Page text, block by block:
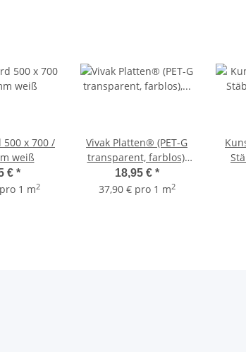
500 x 700 /
weiß
€ *
1 m2
Vivak Platten® (PET-G
transparent, farblos),
Größe: ca. 500 x 1000
mm / Stärke 1,0 mm
18,95 € *
37,90 € pro 1 m2